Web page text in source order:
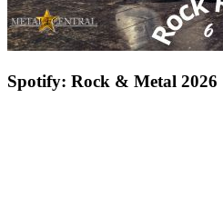
Spotify: Rock & Metal 2026